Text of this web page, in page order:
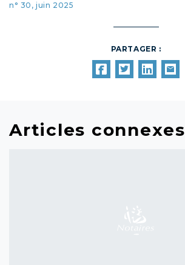
n° 30, juin 2025
PARTAGER :
Articles connexes